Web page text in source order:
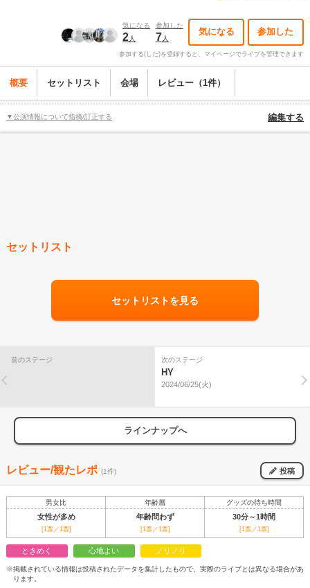
気になる
2人
参加した
7 人
気になる 参加した
参加する(した)を登録すると、マイページでライブを管理できます
概要 セットリスト 会場 レビュー（1件）
▼公演情報について指摘/訂正する 編集する
セットリスト
セットリストを見る
前のステージ 次のステージ
HY
2024/06/25(火)
ラインナップへ
レビュー/観たレポ (1件) 投稿
男女比 年齢層 グッズの待ち時間
女性が多め 年齢問わず 30分～1時間
[1票／1票] [1票／1票] [1票／1票]
ときめく 心地よい ノリノリ
※掲載されている情報は投稿されたデータを集計したもので、実際のライブとは異なる場合があ
ります。